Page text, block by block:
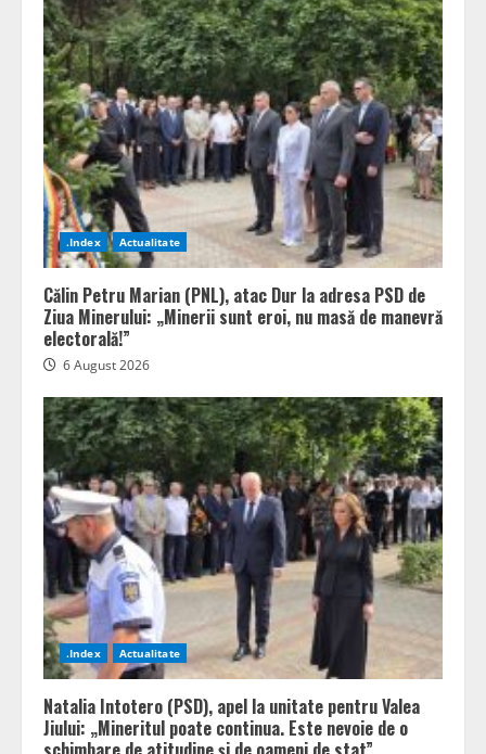
.Index Actualitate
Călin Petru Marian (PNL), atac Dur la adresa PSD de
Ziua Minerului: „Minerii sunt eroi, nu masă de manevră
electorală!”
6 August 2026
.Index Actualitate
Natalia Intotero (PSD), apel la unitate pentru Valea
Jiului: „Mineritul poate continua. Este nevoie de o